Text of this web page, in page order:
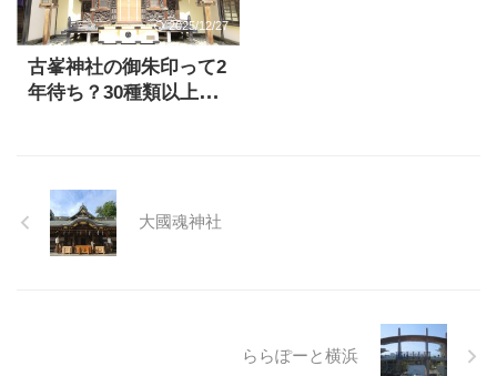
2025/12/27
古峯神社の御朱印って2
年待ち？30種類以上の
大國魂神社
ららぽーと横浜